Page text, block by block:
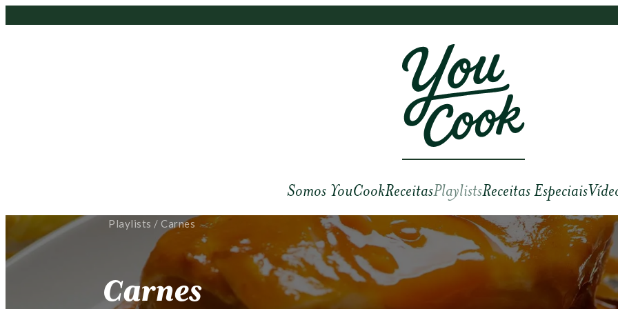
Somos YouCookReceitasPlaylistsReceitas Especiais
Playlists / Carnes
Carnes